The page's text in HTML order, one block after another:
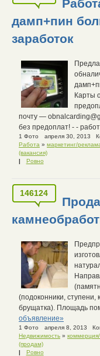
дамп+пин
заработок
Карты
почту —
без предоплат! - -
1 Фото апреля 30, 2013
Работа » маркетинг/
(вакансия)
|
Ровно
146124
(подоконники,
брущатка). Площадь
объявление»
1 Фото апреля 8, 2013
Недвижимость »
(продам)
|
Ровно